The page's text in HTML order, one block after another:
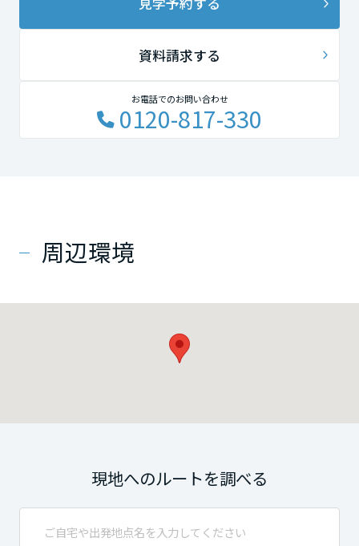
資料請求する
お電話でのお問い合わせ
0120-817-330
周辺環境
現地へのルートを調べる